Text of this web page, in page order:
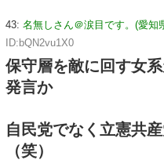
43: 名無しさん＠涙目です。(愛知
ID:bQN2vu1X0
保守層を敵に回す女
発言か
自民党でなく立憲共
（笑）